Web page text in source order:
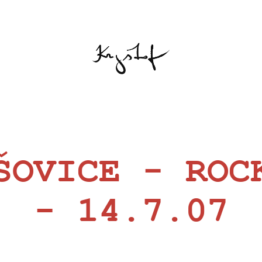
-
- 14.7.07